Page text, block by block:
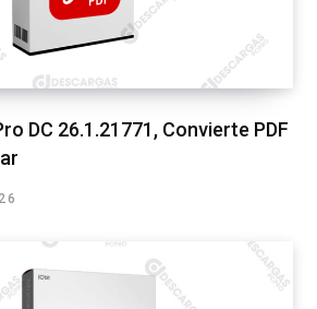
DC 26.1.21771, Convierte PDF